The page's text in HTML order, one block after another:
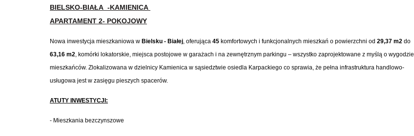
BIELSKO-BIAŁA -KAMIENICA
APARTAMENT 2- POKOJOWY
Nowa inwestycja mieszkaniowa w Bielsku - Białej, oferująca 45 komfortowych i funkcjonalnych mieszkań o powierzchni od 29,37 m2 do
63,16 m2, komórki lokatorskie, miejsca postojowe w garażach i na zewnętrznym parkingu – wszystko zaprojektowane z myślą o wygodzie
mieszkańców. Zlokalizowana w dzielnicy Kamienica w sąsiedztwie osiedla Karpackiego co sprawia, że pełna infrastruktura handlowo-
usługowa jest w zasięgu pieszych spacerów.
ATUTY INWESTYCJI:
- Mieszkania bezczynszowe